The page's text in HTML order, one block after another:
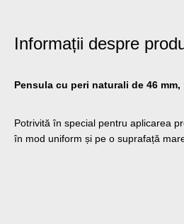
Informații despre
Pensula cu peri naturali de 46
Potrivită în special pentru aplicarea
în mod uniform și pe o suprafață